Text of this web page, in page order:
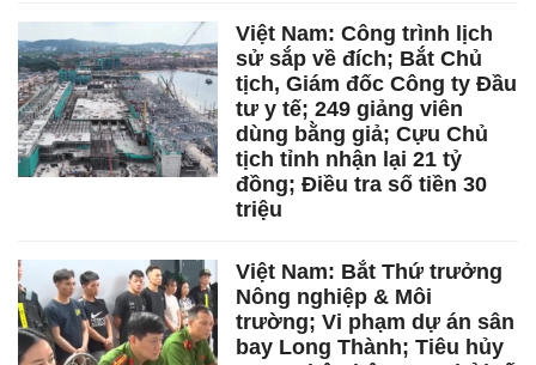
Việt Nam: Công trình lịch
sử sắp về đích; Bắt Chủ
tịch, Giám đốc Công ty Đầu
tư y tế; 249 giảng viên
dùng bằng giả; Cựu Chủ
tịch tỉnh nhận lại 21 tỷ
đồng; Điều tra số tiền 30
triệu
Việt Nam: Bắt Thứ trưởng
Nông nghiệp & Môi
trường; Vi phạm dự án sân
bay Long Thành; Tiêu hủy